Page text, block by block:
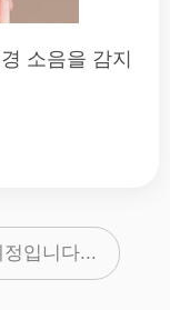
소음을 감지
입니다...